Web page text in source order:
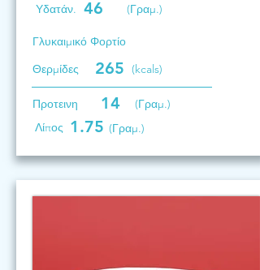
Υδατάν. 46 (Γραμ.)
Γλυκαιμικό Φορτίο
Θερμίδες
265 (kcals)
Προτεινη 14
(Γραμ.)
Λίπος 1.75 (Γραμ.)